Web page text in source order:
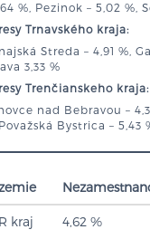
%, Pezinok – 5,02 %,
Trnavského kraja:
Streda – 4,91 %,
3,33 %
Trenčianskeho kraja:
nad Bebravou –
Bystrica – 5,43
kraj 4,62 %